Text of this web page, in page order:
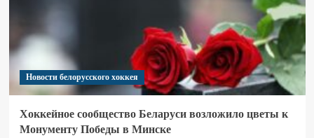
Новости белорусского хоккея
Хоккейное сообщество Беларуси возложило цветы к
Монументу Победы в Минске